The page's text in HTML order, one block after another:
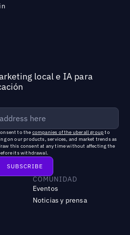
local e IA para
to the companies of the uberall groupto
on our products, services, and market trends as
this consent at any time without affecting the
its withdrawal.
COMUNIDAD
Eventos
Noticias y prensa